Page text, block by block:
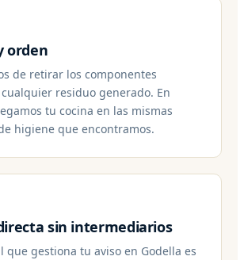
orden
de retirar los componentes
residuo generado. En
tu cocina en las mismas
higiene que encontramos.
sin intermediarios
que gestiona tu aviso en Godella es